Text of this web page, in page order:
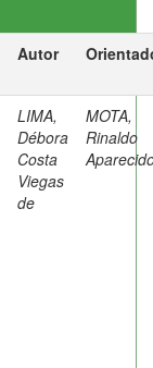
Autor
LIMA,
Débora
Costa
Viegas
de
MOTA,
Rinaldo